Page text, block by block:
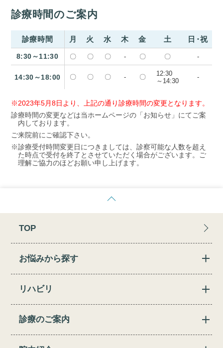
診療時間のご案内
診療時間 月 火 水 木 金 土 日・祝
8:30～11:30 〇 〇 〇 - 〇 〇 -
14:30～18:00 〇 〇 〇 - 〇
12:30
～14:30
-
※2023年5月8日より、上記の通り診療時間の変更となります。
診療時間の変更などは当ホームページの「お知らせ」にてご案
内しております。
ご来院前にご確認下さい。
※診療受付時間変更日につきましては、診察可能な人数を超え
た時点で受付を終了とさせていただく場合がございます。ご
理解ご協力のほどお願い申し上げます。
TOP
お悩みから探す
リハビリ
診療のご案内